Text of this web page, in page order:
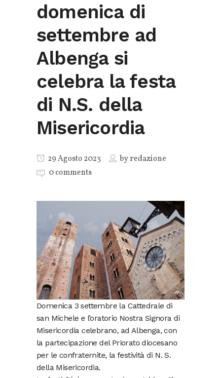
domenica di
settembre ad
Albenga si
celebra la festa
di N.S. della
Misericordia
29 Agosto 2023 byredazione
0 comments
Domenica 3 settembre la Cattedrale di
san Michele e l’oratorio Nostra Signora di
Misericordia celebrano, ad Albenga, con
la partecipazione del Priorato diocesano
per le confraternite, la festività di N. S.
della Misericordia.